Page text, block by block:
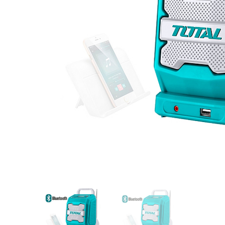
Servicio Técnico
Contacto
Búsqueda